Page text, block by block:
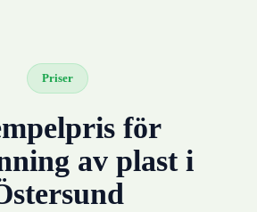
Priser
för
av plasti